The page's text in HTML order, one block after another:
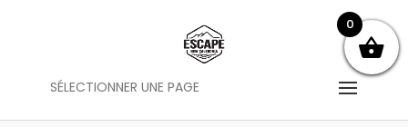
SÉLECTIONNER UNE PAGE
0